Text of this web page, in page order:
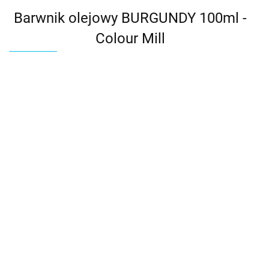
Barwnik olejowy BURGUNDY 100ml -
Colour Mill